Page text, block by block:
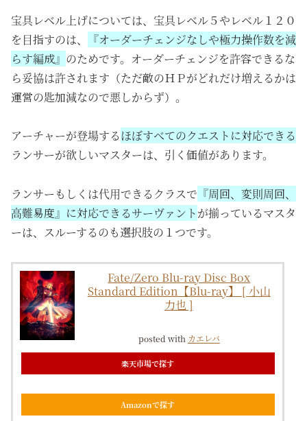
宝具レベル上げについては、宝具レベル５やレベル１２０
を目指すのは、
『オーダーチェンジなしや極力操作数を減
らす編成』 のためです。オーダーチェンジを許容できるな
ら妥協は許されます（ただ敵のＨＰがどれだけ増えるかは
運営の匙加減なので悪しからず）。
アーチャーが登場するほぼすべてのクエストに対応できる
ランサーが欲しいマスターは、引く価値があります。
ランサーもしくは代用できるクラスで 『周回、変則周回、
高難易度』に対応できるサーヴァントが揃っているマスタ
ーは、スルーするのも選択肢の１つです。
Fate/Zero Blu-ray Disc Box
Standard Edition【Blu-ray】 [ 小山
力也 ]
posted with カエレバ
楽天市場で探す
Amazonで探す